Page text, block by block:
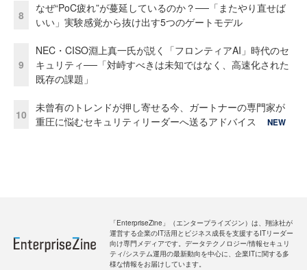
8
なぜ“PoC疲れ”が蔓延しているのか？──「またやり直せば
いい」実験感覚から抜け出す5つのゲートモデル
9
NEC・CISO淵上真一氏が説く「フロンティアAI」時代のセ
キュリティ──「対峙すべきは未知ではなく、高速化された
既存の課題」
10
未曾有のトレンドが押し寄せる今、ガートナーの専門家が
重圧に悩むセキュリティリーダーへ送るアドバイス
NEW
「EnterpriseZine」（エンタープライズジン）は、翔泳社が
運営する企業のIT活用とビジネス成長を支援するITリーダー
向け専門メディアです。データテクノロジー/情報セキュリ
ティ/システム運用の最新動向を中心に、企業ITに関する多
様な情報をお届けしています。